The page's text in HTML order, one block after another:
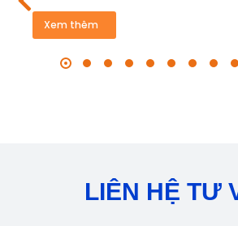
Xem thêm
LIÊN HỆ TƯ